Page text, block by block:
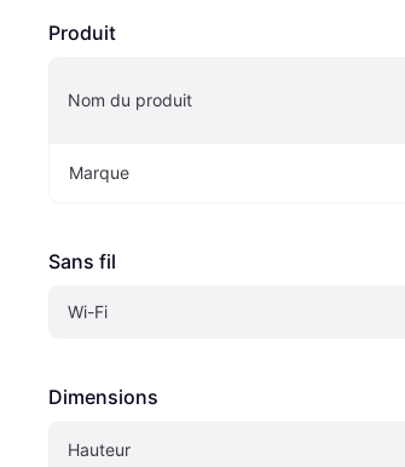
Produit
Nom du produit
Marque
Sans fil
Wi-Fi
Dimensions
Hauteur